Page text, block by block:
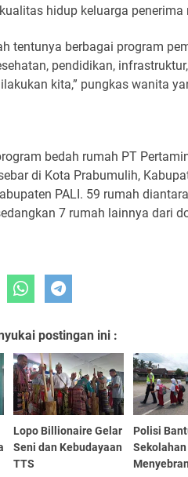
hidup keluarga
tentunya berbagai program
pendidikan,
kita,” pungkas wanita
bedah rumah PT
di Kota Prabumulih,
PALI. 59 rumah
7 rumah lainnya dari
postingan ini :
Lopo Billionaire Gelar
Seni dan Kebudayaan
TTS
Polisi
Sekolahan